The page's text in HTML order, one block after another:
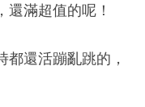
滿超值的呢！
都還活蹦亂跳的，